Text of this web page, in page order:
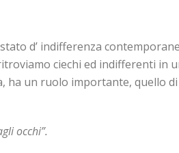
d’ indifferenza
ciechi ed indifferenti in
ha un ruolo importante, quello
occhi”.